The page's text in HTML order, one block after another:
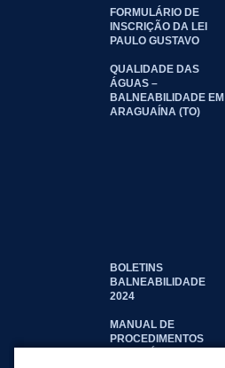
FORMULÁRIO DE
INSCRIÇÃO DA LEI
PAULO GUSTAVO
QUALIDADE DAS
ÁGUAS –
BALNEABILIDADE EM
ARAGUAÍNA (TO)
BOLETINS
BALNEABILIDADE
2024
MANUAL DE
PROCEDIMENTOS